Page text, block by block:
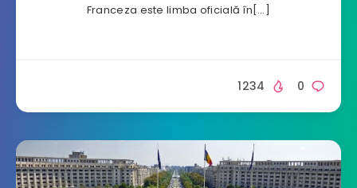
Franceza este limba oficială în[…]
0
1234